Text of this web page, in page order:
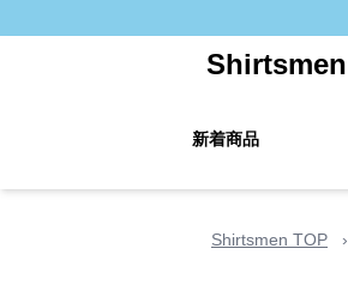
Shirtsmen
新着商品
Shirtsmen TOP ›